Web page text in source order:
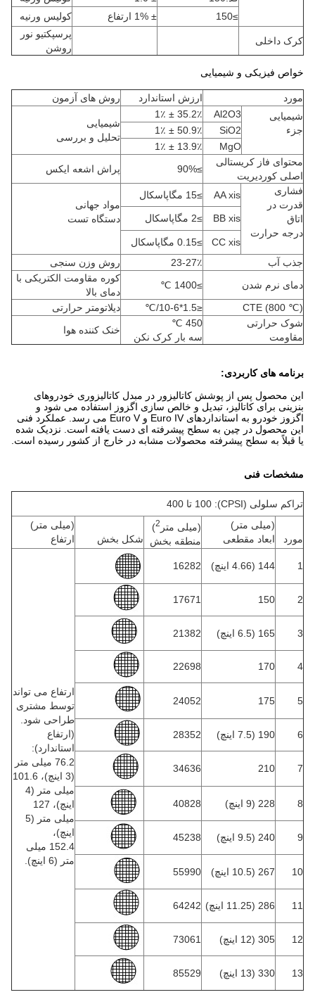
≥150
± 1% ارتفاع کولیس ورنیه
کرک داخلی
پرسپکتیو نور
روشن
خواص فیزیکی و شیمیایی
مورد ارزش استاندارد
روش های آزمون
شیمیایی
جزء
Al2O3
35.2٪ ± 1٪
شیمیایی
تحلیل و بررسی
SiO2
50.9٪ ± 1٪
MgO
13.9٪ ± 1٪
محتوای فاز کریستالی
اصلی کوردیریت
≥90%
پراش اشعه ایکس
فشاری
قدرت در
اتاق
درجه حرارت
AA xis
≥15 مگاپاسکال
مواد جهانی
دستگاه تست
BB xis ≥2 مگاپاسکال
CC xis
≥0.15 مگاپاسکال
جذب آب
23-27٪
روش وزن سنجی
دمای نرم شدن
≥1400 ℃
کوره مقاومت الکتریکی با
دمای بالا
CTE (800 ℃)
≤1.5*10-6/℃
دیلاتومتر حرارتی
شوک حرارتی
مقاومت
450 ℃
سه بار کرک نکن
خنک کننده هوا
برنامه های کاربردی:
این محصول پس از پوشش کاتالیزور در مبدل کاتالیزوری خودروهای
بنزینی برای کاتالیز، تبدیل و خالص سازی اگزوز استفاده می شود و
اگزوز خودرو به استانداردهای Euro IV و Euro V می رسد. عملکرد فنی
این محصول در چین به سطح پیشرفته ای دست یافته است. نزدیک شده
یا قبلاً به سطح پیشرفته محصولات مشابه در خارج از کشور رسیده است.
مشخصات فنی
تراکم سلولی (CPSI): 100 تا 400
مورد
(میلی متر)
ابعاد مقطعی
(میلی متر )
منطقه بخش
شکل بخش
(میلی متر)
ارتفاع
144 (4.66 اینچ) 16282
ارتفاع می تواند
توسط مشتری
طراحی شود.
(ارتفاع
استاندارد):
76.2 میلی متر
(3 اینچ)، 101.6
میلی متر (4
اینچ)، 127
میلی متر (5
اینچ)،
152.4 میلی
متر (6 اینچ).
150
17671
165 (6.5 اینچ) 21382
4
170
22698
5
175
24052
190 (7.5 اینچ) 28352
210
34636
228 (9 اینچ) 40828
240 (9.5 اینچ) 45238
10 267 (10.5 اینچ) 55990
11 286 (11.25 اینچ) 64242
12 305 (12 اینچ) 73061
13 330 (13 اینچ) 85529